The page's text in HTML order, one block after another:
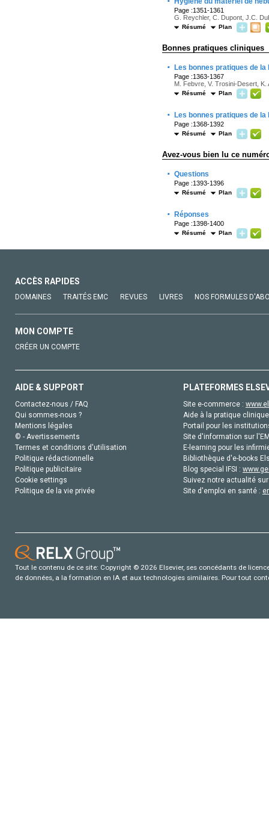
Page :1351-1361
G. Reychler, C. Dupont, J.C.
Résumé Plan
Bonnes pratiques cliniques
· Les bonnes pratiques de
Page :1363-1367
M. Febvre, V. Trosini-Desert,
Résumé Plan
· Les bonnes pratiques de
Page :1368-1392
Résumé Plan
Avez-vous bien lu ce
· Questions
Page :1393-1396
Résumé Plan
· Réponses
Page :1398-1400
Résumé Plan
ACCÈS RAPIDES
DOMAINES TRAITÉS EMC REVUES LIVRES NOS FORMULES
MON COMPTE
CRÉER UN COMPTE
AIDE & SUPPORT
Contactez-nous / FAQ
Qui sommes-nous ?
Mentions légales
© - Avertissements
Termes et conditions d'utilisation
Politique rédactionnelle
Politique publicitaire
Cookie settings
Politique de la vie privée
PLATEFORMES
Site e-commerce :
Aide à la pratique
Portail pour les
Site d'information sur
E-learning pour les
Bibliothèque d'e-books
Blog special IFSI :
Suivez notre actualité
Site d'emploi en santé :
Tout le contenu de ce site: Copyright © 2026 Elsevier, ses concédants de
de données, a la formation en IA et aux technologies similaires. Pour tout